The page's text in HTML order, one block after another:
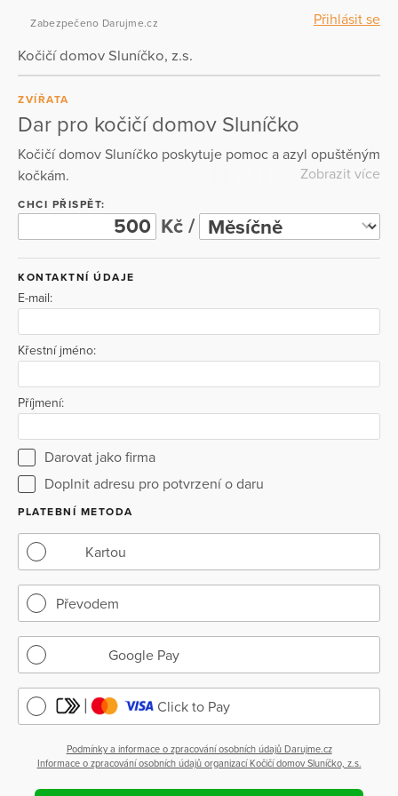
Přihlásit se
Zabezpečeno Darujme.cz
Kočičí domov Sluníčko, z.s.
ZVÍŘATA
Dar pro kočičí domov Sluníčko
Kočičí domov Sluníčko poskytuje pomoc a azyl opuštěným
kočkám.
Zobrazit více
CHCI PŘISPĚT:
Kč /
KONTAKTNÍ ÚDAJE
E-mail:
Křestní jméno:
Příjmení:
Darovat jako firma
Doplnit adresu pro potvrzení o daru
PLATEBNÍ METODA
Kartou
Převodem
Google Pay
Click to Pay
Podmínky a informace o zpracování osobních údajů Darujme.cz
Informace o zpracování osobních údajů organizací Kočičí domov Sluníčko, z.s.